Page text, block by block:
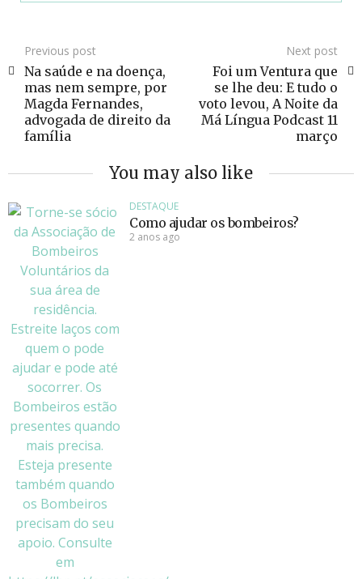
Previous post
Na saúde e na doença,
mas nem sempre, por
Magda Fernandes,
advogada de direito da
família
Next post
Foi um Ventura que
se lhe deu: E tudo o
voto levou, A Noite da
Má Língua Podcast 11
março
You may also like
DESTAQUE
Como ajudar os bombeiros?
2 anos ago